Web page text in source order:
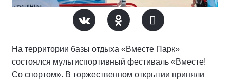
На территории базы отдыха «Вместе Парк»
состоялся мультиспортивный фестиваль «Вместе!
Со спортом». В торжественном открытии приняли